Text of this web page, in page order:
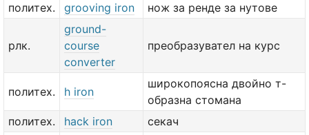
политех.
grooving iron нож за ренде за нутове
рлк.
ground-
course
converter
преобразувател на курс
политех. h iron
широкопоясна двойно т-
образна стомана
политех.
hack iron секач